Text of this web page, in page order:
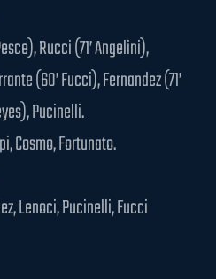
Rucci (71’ Angelini),
(60’ Fucci), Fernandez (71’
Pucinelli.
Cosmo, Fortunato.
Lenoci, Pucinelli, Fucci